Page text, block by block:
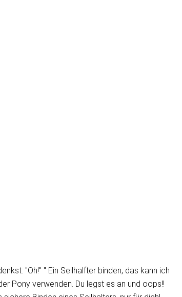
"Oh!" " Ein Seilhalfter binden, das kann ich
Pony verwenden. Du legst es an und oops!!